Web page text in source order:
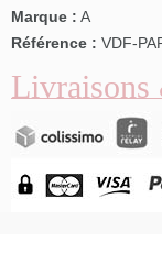
Marque : A
Référence : VDF-
Livraisons